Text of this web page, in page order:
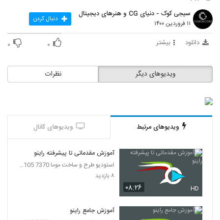
18
19
آموزش تکنیک های کامپوزیت عمیق در وی ری
۲۱۵ بازدید
آموزش تکنیک 5SRW در وی ری
۱۹۳ بازدید
22
آموزش تکسچرینگ در سابستنس
سیجی کوک - دنیای CG و هنرهای دیجیتال
۱۱ فروردین ۱۴۰۰ دنبال کردن
دانلود بیشتر ۰ ۰
نظرات ویدیوهای دیگر
ویدیوهای مرتبط ویدیوهای کانال
۰۸:۲۶ HD
آموزش مقدماتی تا پیشرفته راینو
استودیو طرح و ساخت موما 7370 7105-021
۸ بازدید
آموزش جامع راینو